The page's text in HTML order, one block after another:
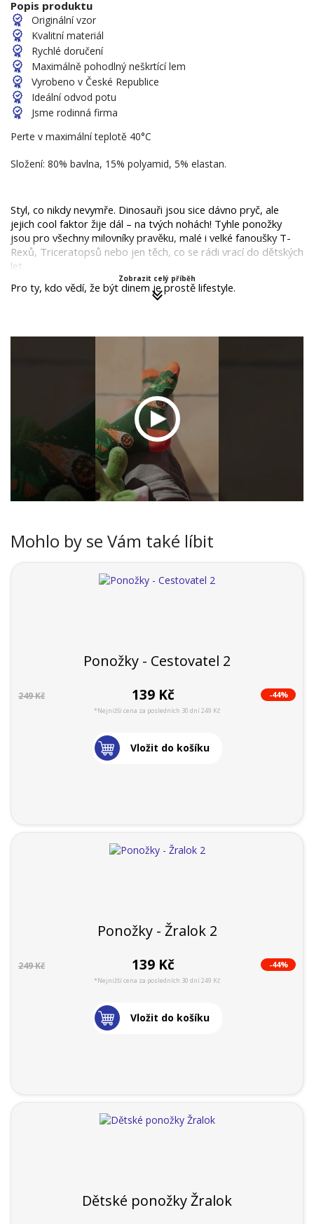
Popis produktu
Originální vzor
Kvalitní materiál
Rychlé doručení
Maximálně pohodlný neškrtící lem
Vyrobeno v České Republice
Ideální odvod potu
Jsme rodinná firma
Perte v maximální teplotě 40°C
Složení: 80% bavlna, 15% polyamid, 5% elastan.
Styl, co nikdy nevymře. Dinosauři jsou sice dávno pryč, ale
jejich cool faktor žije dál – na tvých nohách! Tyhle ponožky
jsou pro všechny milovníky pravěku, malé i velké fanoušky T-
Rexů, Triceratopsů nebo jen těch, co se rádi vrací do dětských
let.
Pro ty, kdo vědí, že být dinem je prostě lifestyle.
Zobrazit celý příběh
Mohlo by se Vám také líbit
Ponožky - Cestovatel 2
249 Kč 139 Kč -44%
*Nejnižší cena za posledních 30 dní 249 Kč
Vložit do košíku
Ponožky - Žralok 2
249 Kč 139 Kč -44%
*Nejnižší cena za posledních 30 dní 249 Kč
Vložit do košíku
Dětské ponožky Žralok